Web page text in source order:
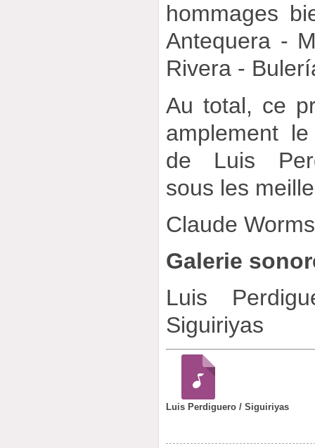
hommages
Antequera -
Rivera -
Au total, ce
amplement
de Luis
sous les
Claude Worms
Galerie
Luis
Siguiriyas
Luis Perdiguero / Siguiriyas